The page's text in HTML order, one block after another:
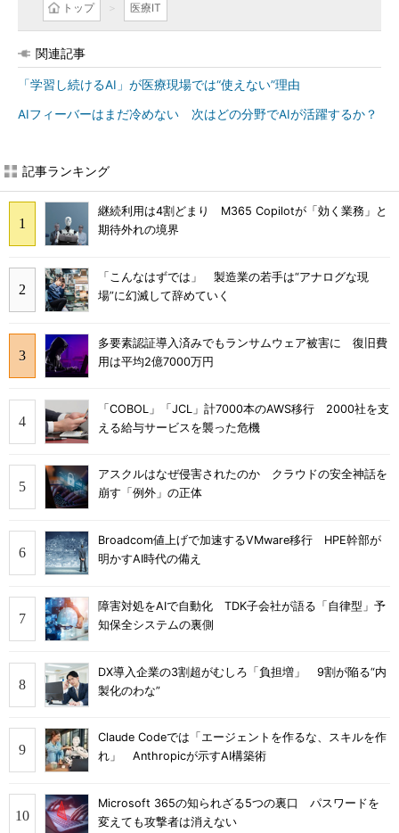
トップ 医療IT
関連記事
「学習し続けるAI」が医療現場では“使えない”理由
AIフィーバーはまだ冷めない 次はどの分野でAIが活躍するか？
記事ランキング
継続利用は4割どまり M365 Copilotが「効く業務」と
期待外れの境界
「こんなはずでは」 製造業の若手は“アナログな現
場”に幻滅して辞めていく
多要素認証導入済みでもランサムウェア被害に 復旧費
用は平均2億7000万円
「COBOL」「JCL」計7000本のAWS移行 2000社を支
える給与サービスを襲った危機
アスクルはなぜ侵害されたのか クラウドの安全神話を
崩す「例外」の正体
Broadcom値上げで加速するVMware移行 HPE幹部が
明かすAI時代の備え
障害対処をAIで自動化 TDK子会社が語る「自律型」予
知保全システムの裏側
DX導入企業の3割超がむしろ「負担増」 9割が陥る“内
製化のわな”
Claude Codeでは「エージェントを作るな、スキルを作
れ」 Anthropicが示すAI構築術
Microsoft 365の知られざる5つの裏口 パスワードを
変えても攻撃者は消えない